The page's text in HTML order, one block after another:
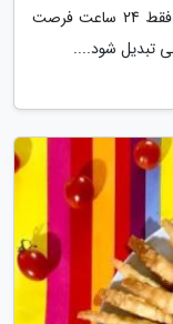
جهان است. گشت‌وگذار در این شهر، حتی اگر فقط 24 ساعت فرصت
تبدیل شود....